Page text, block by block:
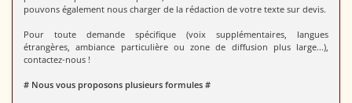
pouvons également nous charger de la rédaction de votre texte sur devis.
Pour toute demande spécifique (voix supplémentaires, langues
étrangères, ambiance particulière ou zone de diffusion plus large...),
contactez-nous !
# Nous vous proposons plusieurs formules #